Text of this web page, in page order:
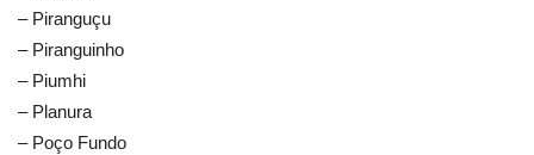
– Piranguçu
– Piranguinho
– Piumhi
– Planura
– Poço Fundo